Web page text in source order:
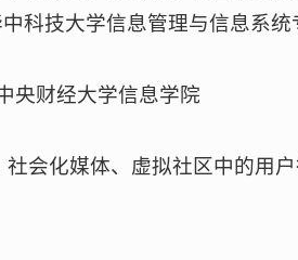
中科技大学信息管理与信息系统
央财经大学信息学院
社会化媒体、虚拟社区中的用